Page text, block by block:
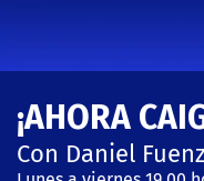
CASTING
CASTING TVN
TVN VERTICAL
TVN PLAY
¡AHORA
Con Daniel